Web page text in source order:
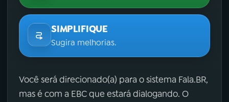
SIMPLIFIQUE
Sugira melhorias.
Você será direcionado(a) para o sistema Fala.BR,
mas é com a EBC que estará dialogando. O